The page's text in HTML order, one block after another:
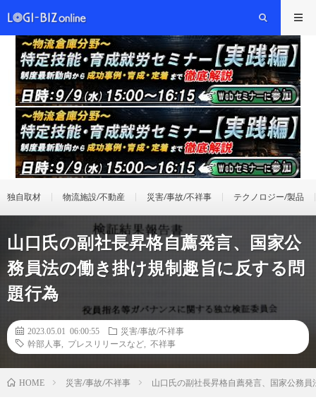
独自取材 物流施設/不動産 災害/事故/不祥事 テクノロジー/製品
山口氏の副社長昇格自薦発言、国家公
務員法の働き掛け規制趣旨に反する問
題行為
2023.05.01 06:00:55
災害/事故/不祥事
幹部人事
プレスリリースなど 不祥事
HOME 災害/事故/不祥事 山口氏の副社長昇格自薦発言、国家公務